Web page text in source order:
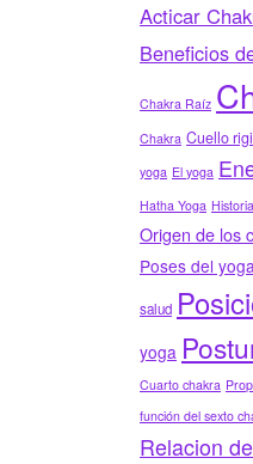
Acticar
Beneficios
Chakra Raíz
Chakra Cuello
yoga El yoga
Hatha Yoga
Origen de los
Poses del
salud
yoga
Cuarto chakra
función del sexto
Relacion